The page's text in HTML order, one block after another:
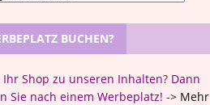
BUCHEN?
Ihr Shop zu unseren Inhalten? Dann
Sie nach einem Werbeplatz! -> Mehr